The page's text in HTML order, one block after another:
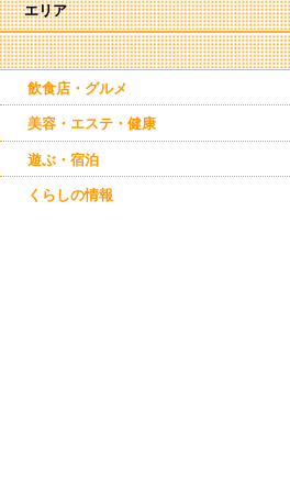
飲食店・グルメ
美容・エステ・健康
遊ぶ・宿泊
くらしの情報
エリア
駅周辺
駅近郊
東帯広
西帯広
南帯広
音更
幕別
芽室
池田